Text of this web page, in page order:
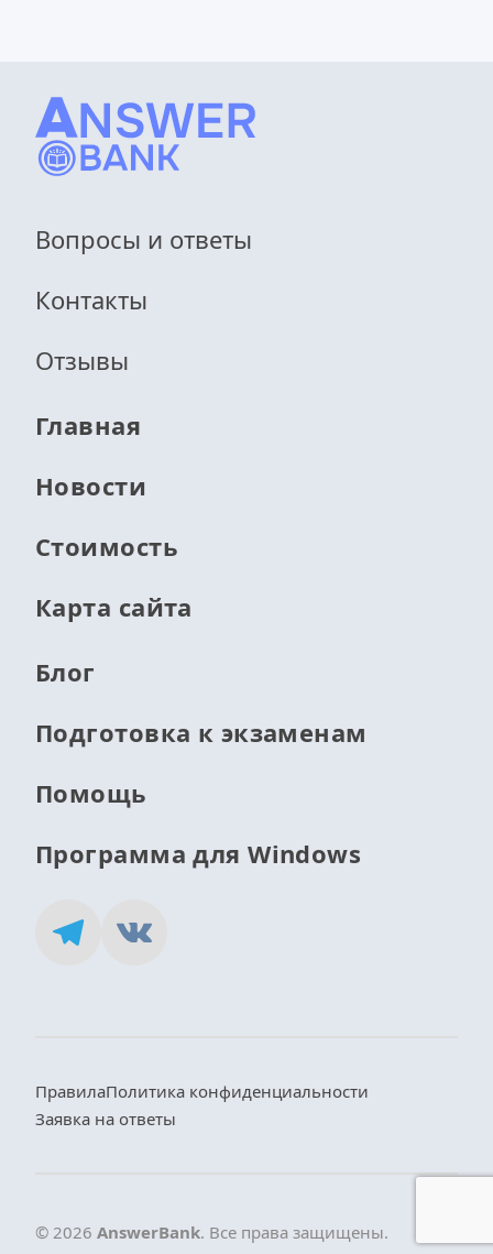
Вопросы и ответы
Контакты
Отзывы
Главная
Новости
Стоимость
Карта сайта
Блог
Подготовка к экзаменам
Помощь
Программа для Windows
ПравилаПолитика конфиденциальности
Заявка на ответы
© 2026 AnswerBank. Все права защищены.